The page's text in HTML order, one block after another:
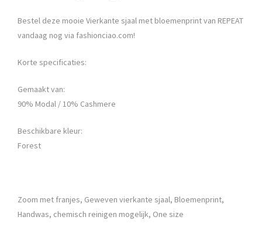
Bestel deze mooie Vierkante sjaal met bloemenprint van REPEAT
vandaag nog via fashionciao.com!
Korte specificaties:
Gemaakt van:
90% Modal / 10% Cashmere
Beschikbare kleur:
Forest
Zoom met franjes, Geweven vierkante sjaal, Bloemenprint,
Handwas, chemisch reinigen mogelijk, One size